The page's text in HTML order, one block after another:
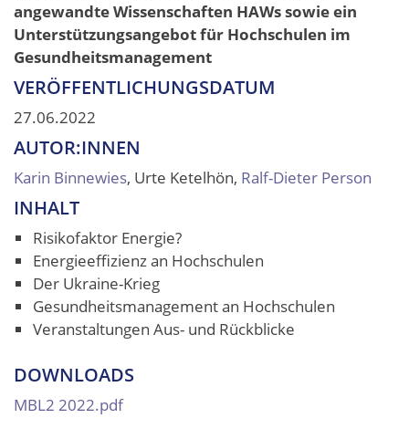
angewandte Wissenschaften HAWs sowie ein
Unterstützungsangebot für Hochschulen im
Gesundheitsmanagement
VERÖFFENTLICHUNGSDATUM
27.06.2022
AUTOR:INNEN
Karin Binnewies, Urte Ketelhön, Ralf-Dieter Person
INHALT
Risikofaktor Energie?
Energieeffizienz an Hochschulen
Der Ukraine-Krieg
Gesundheitsmanagement an Hochschulen
Veranstaltungen Aus- und Rückblicke
DOWNLOADS
MBL2 2022.pdf